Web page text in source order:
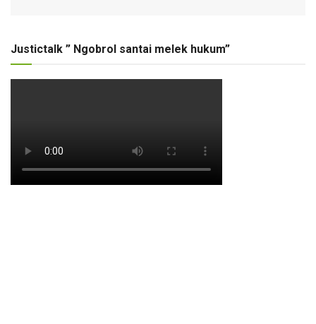
Justictalk ” Ngobrol santai melek hukum”